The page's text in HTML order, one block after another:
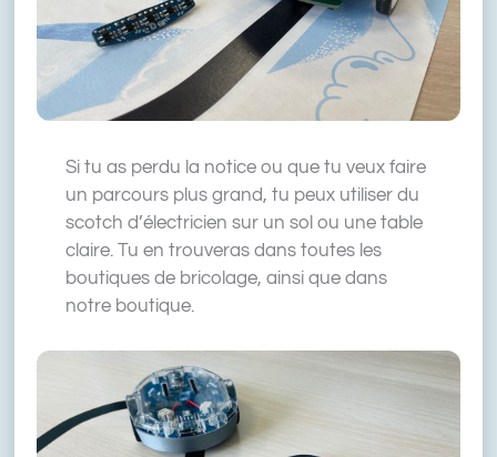
Si tu as perdu la notice ou que tu veux faire
un parcours plus grand, tu peux utiliser du
scotch d’électricien sur un sol ou une table
claire. Tu en trouveras dans toutes les
boutiques de bricolage, ainsi que dans
notre boutique.